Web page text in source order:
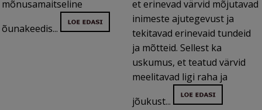
mõnusamaitseline
õunakeedis...
et erinevad värvid mõjutavad
inimeste ajutegevust ja
tekitavad erinevaid tundeid
ja mõtteid. Sellest ka
uskumus, et teatud värvid
meelitavad ligi raha ja
jõukust...